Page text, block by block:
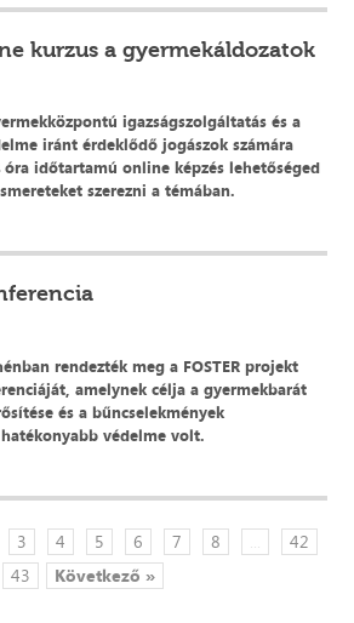
kurzus a gyermekáldozatok
igazságszolgáltatás és a
iránt érdeklődő jogászok számára
időtartamú online képzés lehetőséged
szerezni a témában.
rendezték meg a FOSTER projekt
amelynek célja a gyermekbarát
és a bűncselekmények
védelme volt.
3 4 5 6 7 8 ...
42
43
Következő »